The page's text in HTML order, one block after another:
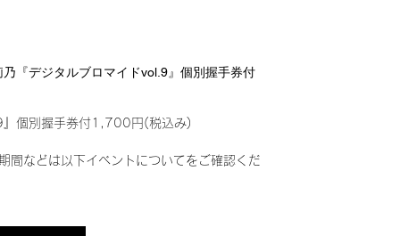
乃『デジタルブロマイドvol.9』個別握手券付
』個別握手券付1,700円(税込み)
間などは以下イベントについてをご確認くだ